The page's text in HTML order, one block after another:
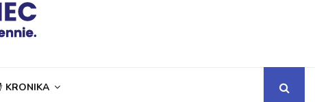
KRONIKA